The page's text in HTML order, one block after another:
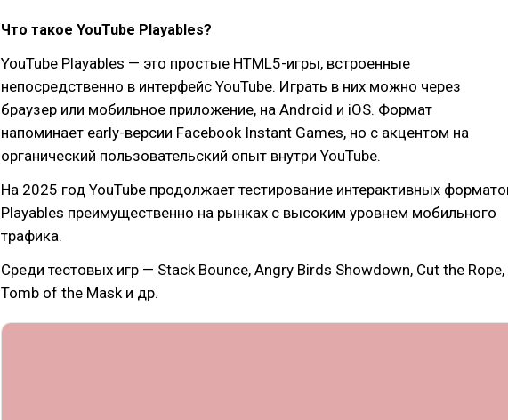
Что такое YouTube Playables?
YouTube Playables — это простые HTML5-игры, встроенные
непосредственно в интерфейс YouTube. Играть в них можно через
браузер или мобильное приложение, на Android и iOS. Формат
напоминает early-версии Facebook Instant Games, но с акцентом на
органический пользовательский опыт внутри YouTube.
На 2025 год YouTube продолжает тестирование интерактивных
Playables преимущественно на рынках с высоким уровнем мобильного
трафика.
Среди тестовых игр — Stack Bounce, Angry Birds Showdown, Cut the Rope,
Tomb of the Mask и др.